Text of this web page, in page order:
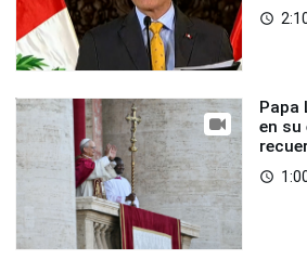
access_time
Papa
en su
access_time